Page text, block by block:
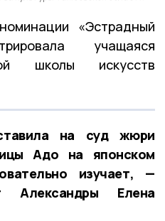
«Эстрадный
учащаяся
школы искусств
на суд жюри
Адо на японском
изучает, —
Александры Елена